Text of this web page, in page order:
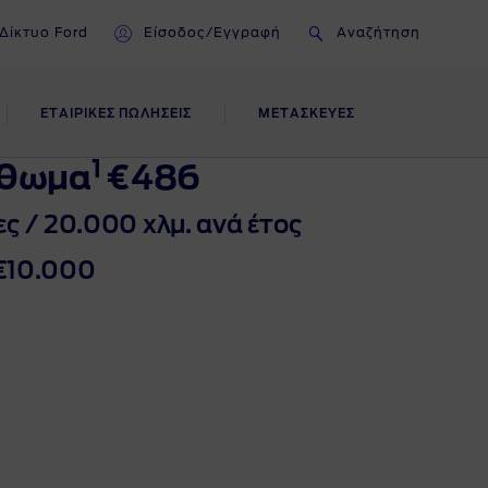
Δίκτυο Ford Είσοδος/Εγγραφή Αναζήτηση
ΕΤΑΙΡΙΚΕΣ ΠΩΛΗΣΕΙΣ ΜΕΤΑΣΚΕΥΕΣ
1 €486
/ 20.000 χλμ. ανά έτος